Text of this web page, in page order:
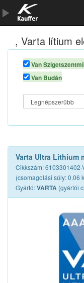
Szerszámkatalógus
Kosár
Alkatrészek
, Varta lítium
Van
Van Budán
Varta Ultra Lithium
Cikkszám: 6103301402-
(csomagolási súly: 0.06
Gyártó:VARTA (gyártói